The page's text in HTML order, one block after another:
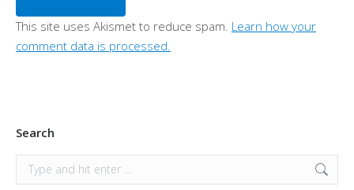
This site uses Akismet to reduce spam. Learn how your
comment data is processed.
Search
Search: